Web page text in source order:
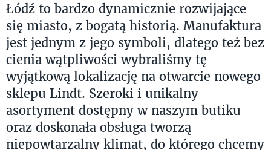
Łódź to bardzo dynamicznie rozwijające
się miasto, z bogatą historią. Manufaktura
jest jednym z jego symboli, dlatego też bez
cienia wątpliwości wybraliśmy tę
wyjątkową lokalizację na otwarcie nowego
sklepu Lindt. Szeroki i unikalny
asortyment dostępny w naszym butiku
oraz doskonała obsługa tworzą
niepowtarzalny klimat, do którego chcemy